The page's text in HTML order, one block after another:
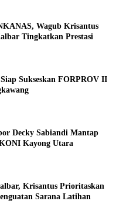
Wagub Krisantus
Tingkatkan Prestasi
Sukseskan FORPROV II
Decky Sabiandi Mantap
Kayong Utara
Krisantus Prioritaskan
Sarana Latihan